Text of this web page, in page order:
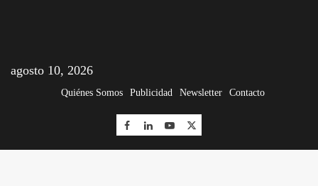
agosto 10, 2026
Quiénes Somos Publicidad Newsletter Contacto